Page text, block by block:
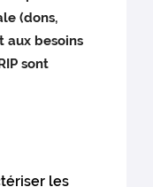
(dons,
aux besoins
sont
les